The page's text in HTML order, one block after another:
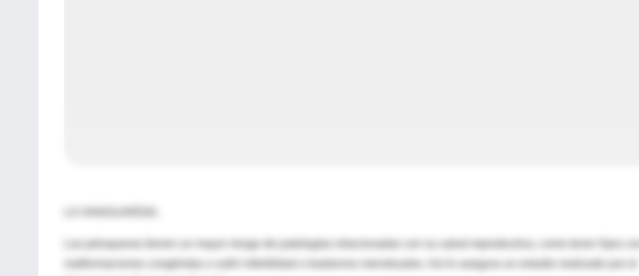
Las peluqueras tienen un mayor riesgo de patologías relacionadas con su salud reproductiva, como tener hijos
malformaciones congénitas o sufrir infertilidad o trastornos menstruales. Así lo asegura un estudio realizado por el